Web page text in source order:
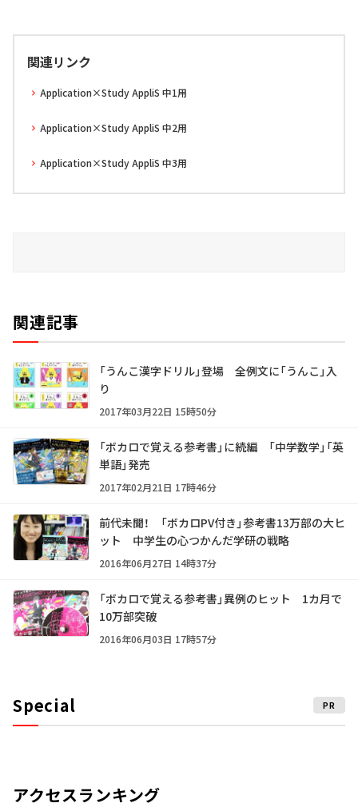
関連リンク
Application×Study AppliS 中1用
Application×Study AppliS 中2用
Application×Study AppliS 中3用
関連記事
「うんこ漢字ドリル」登場 全例文に「うんこ」入
り
2017年03月22日 15時50分
「ボカロで覚える参考書」に続編 「中学数学」「英
単語」発売
2017年02月21日 17時46分
前代未聞！ 「ボカロPV付き」参考書13万部の大ヒ
ット 中学生の心つかんだ学研の戦略
2016年06月27日 14時37分
「ボカロで覚える参考書」異例のヒット 1カ月で
10万部突破
2016年06月03日 17時57分
Special PR
アクセスランキング